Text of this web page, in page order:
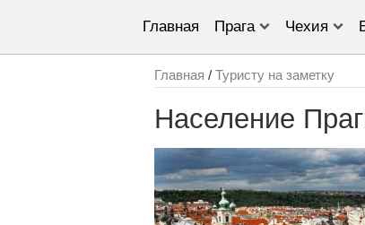
Главная Прага Чехия
Главная / Туристу на заметку
Население